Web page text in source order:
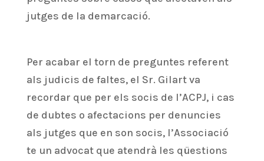
jutges de la demarcació.
Per acabar el torn de preguntes referent
als judicis de faltes, el Sr. Gilart va
recordar que per els socis de l’ACPJ, i cas
de dubtes o afectacions per denuncies
als jutges que en son socis, l’Associació
te un advocat que atendrà les qüestions